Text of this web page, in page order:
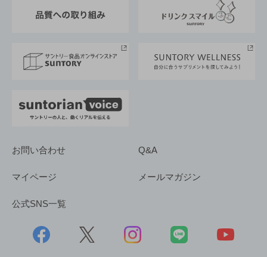
採用情報
お問い合わせ Q&A
マイページ メールマガジン
公式SNS一覧